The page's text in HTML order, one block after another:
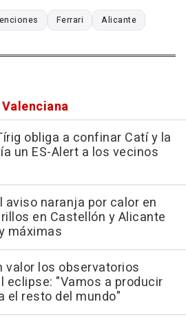
Ferrari Alicante
obliga a confinar Catí y la
un ES-Alert a los vecinos
aviso naranja por calor en
en Castellón y Alicante
máximas
valor los observatorios
eclipse: "Vamos a producir
el resto del mundo"